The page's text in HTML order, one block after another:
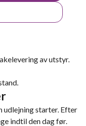
av utstyr.
udlejning starter. Efter
indtil den dag før.